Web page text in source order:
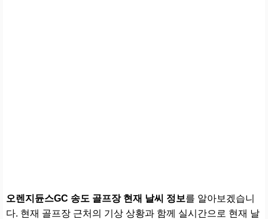
오렌지듄스GC 송도 골프장 현재 날씨 정보를 알아보겠습니
다. 현재 골프장 근처의 기상 상황과 함께 실시간으로 현재 날